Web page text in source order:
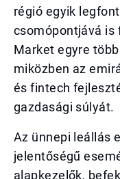
régió egyik
csomópontjává is
Market egyre
miközben az
és fintech
gazdasági súlyát.
Az ünnepi leállás
jelentőségű
alapkezelők,